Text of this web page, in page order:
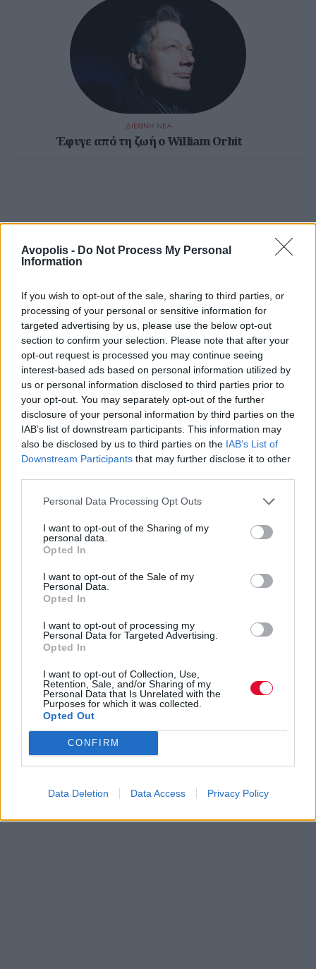
Avopolis - Do Not Process My Personal
Information
If you wish to opt-out of the sale, sharing to third parties, or
processing of your personal or sensitive information for
targeted advertising by us, please use the below opt-out
section to confirm your selection. Please note that after your
opt-out request is processed you may continue seeing
interest-based ads based on personal information utilized by
us or personal information disclosed to third parties prior to
your opt-out. You may separately opt-out of the further
disclosure of your personal information by third parties on the
IAB’s list of downstream participants. This information may
also be disclosed by us to third parties on the IAB’s List of
Downstream Participants that may further disclose it to other
Personal Data Processing Opt Outs
I want to opt-out of the Sharing of my
personal data.
Opted In
I want to opt-out of the Sale of my
Personal Data.
Opted In
I want to opt-out of processing my
Personal Data for Targeted Advertising.
Opted In
I want to opt-out of Collection, Use,
Retention, Sale, and/or Sharing of my
Personal Data that Is Unrelated with the
Purposes for which it was collected.
Opted Out
CONFIRM
Data Deletion Data Access Privacy Policy
ΔΙΕΘΝΗ ΝΕΑ
Έφυγε από τη ζωή ο William Orbit
Ακολούθησε το Avopolis Network στο
MOOD OF THE DAY
Ποτέ δεν είναι αργά, κυριολεκτικά. Ο
Άντονι Χόπκινς στα 88 αρνείται να το
βάλει κάτω και κυκλοφορεί το 1ο του
άλμπουμ με ορχηστρικές συνθέσεις και
τίτλο: Life Is A Dream. Φυσικά και είναι Άντονι...
Previous Article Next Article